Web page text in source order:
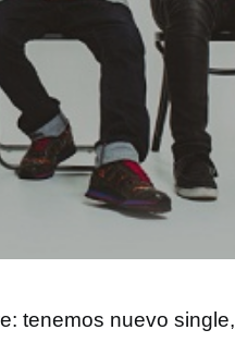
tenemos nuevo single,